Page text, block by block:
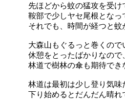
先ほどから蚊の猛攻を受
鞍部で少しヤセ尾根とな
それでも、時間が経つと
大森山もぐるっと巻くの
休憩をとったばかりなの
林道で樹林の傘も期待で
林道は最初は少し登り気味
下り始めるとだんだん晴